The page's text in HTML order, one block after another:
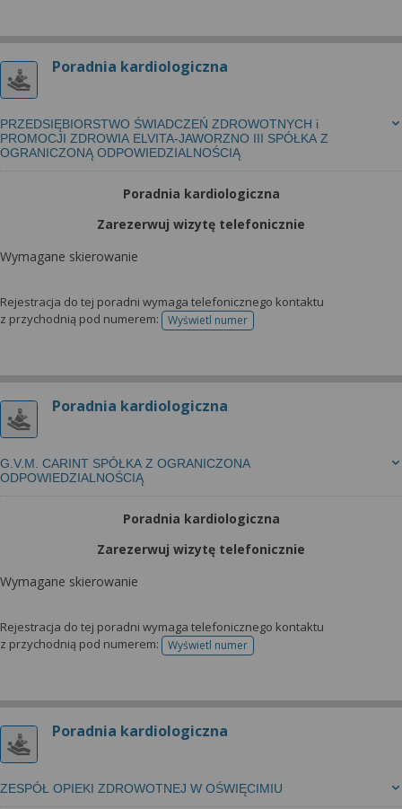
Poradnia kardiologiczna
PRZEDSIĘBIORSTWO ŚWIADCZEŃ ZDROWOTNYCH i
PROMOCJI ZDROWIA ELVITA-JAWORZNO III SPÓŁKA Z
OGRANICZONĄ ODPOWIEDZIALNOŚCIĄ
Poradnia kardiologiczna
Zarezerwuj wizytę telefonicznie
Wymagane skierowanie
Rejestracja do tej poradni wymaga telefonicznego kontaktu
z przychodnią pod numerem:
Wyświetl numertelefonu do rejestracji
Poradnia kardiologiczna
G.V.M. CARINT SPÓŁKA Z OGRANICZONA
ODPOWIEDZIALNOŚCIĄ
Poradnia kardiologiczna
Zarezerwuj wizytę telefonicznie
Wymagane skierowanie
Rejestracja do tej poradni wymaga telefonicznego kontaktu
z przychodnią pod numerem:
Wyświetl numertelefonu do rejestracji
Poradnia kardiologiczna
ZESPÓŁ OPIEKI ZDROWOTNEJ W OŚWIĘCIMIU